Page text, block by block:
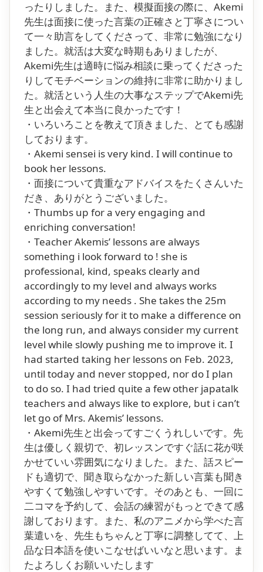
ったりしました。また、模擬面接の際に、Akemi
先生は面接に使った言葉の正確さと丁寧さについ
て一々助言をしてくださって、非常に勉強になり
ました。就活は大変な時期もありましたが、
Akemi先生は適時に悩み相談に乗ってくださった
りしてモチベーションの維持に非常に助かりまし
た。就活という人生の大事なステップでAkemi先
生と出会えて本当に良かったです！
・いろいろことを教えて頂きました、とても感謝
しております。
・Akemi sensei is very kind. I will continue to
book her lessons.
・面接について貴重なアドバイスをたくさんいた
だき、ありがとうございました。
・Thumbs up for a very engaging and
enriching conversation!
・Teacher Akemis’ lessons are always
something i look forward to ! she is
professional, kind, speaks clearly and
accordingly to my level and always works
according to my needs . She takes the 25m
session seriously for it to make a difference on
the long run, and always consider my current
level while slowly pushing me to improve it. I
had started taking her lessons on Feb. 2023,
until today and never stopped, nor do I plan
to do so. I had tried quite a few other japatalk
teachers and always like to explore, but i can’t
let go of Mrs. Akemis’ lessons.
・Akemi先生と出会ってすごくうれしいです。先
生は優しく親切で、初レッスンですぐ話に花が咲
かせていい雰囲気になりました。また、話スピー
ドも適切で、聞き取らなかった新しい言葉も聞き
やすくて勉強しやすいです。そのあとも、一回に
二コマを予約して、会話の練習がもっとできて感
謝しております。また、私のアニメから学べた言
葉遣いを、先生もちゃんと丁寧に調整してて、上
品な日本語を使いこなせばいいなと思います。ま
たよろしくお願いいたします